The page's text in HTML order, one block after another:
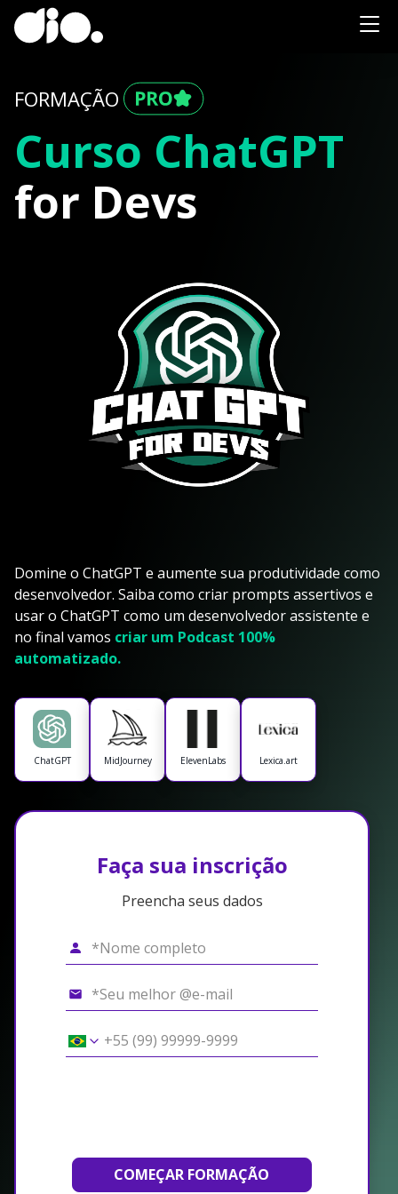
FORMAÇÃO
Curso ChatGPT
for Devs
Domine o ChatGPT e aumente sua produtividade como
desenvolvedor. Saiba como criar prompts assertivos e
usar o ChatGPT como um desenvolvedor assistente e
no final vamos criar um Podcast 100%
automatizado.
ChatGPT MidJourney ElevenLabs Lexica.art
Faça sua inscrição
Preencha seus dados
COMEÇAR FORMAÇÃO